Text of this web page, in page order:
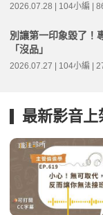
2026.07.28 | 104小編 |
別讓第一印象毀了！
「沒品」
2026.07.27 | 104小編 |
最新影音上